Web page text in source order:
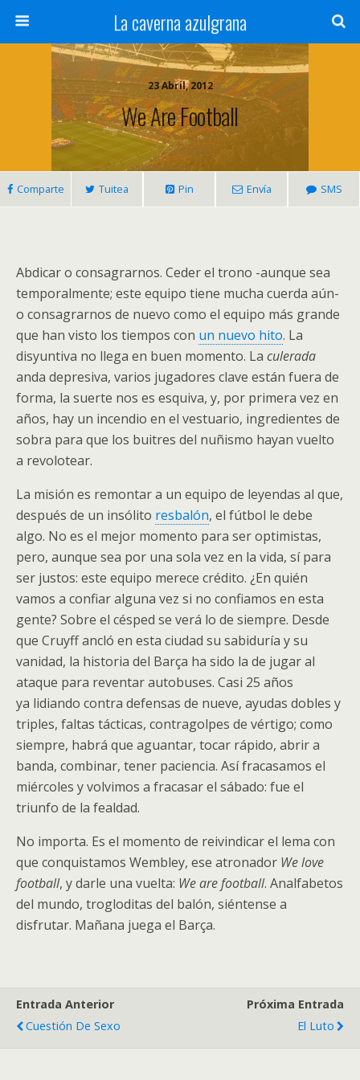
La caverna azulgrana
23 Abril, 2012
We Are Football
Comparte Tuitea Pin Envía SMS
Abdicar o consagrarnos. Ceder el trono -aunque sea
temporalmente; este equipo tiene mucha cuerda aún-
o consagrarnos de nuevo como el equipo más grande
que han visto los tiempos con un nuevo hito. La
disyuntiva no llega en buen momento. La culerada
anda depresiva, varios jugadores clave están fuera de
forma, la suerte nos es esquiva, y, por primera vez en
años, hay un incendio en el vestuario, ingredientes de
sobra para que los buitres del nuñismo hayan vuelto
a revolotear.
La misión es remontar a un equipo de leyendas al que,
después de un insólito resbalón, el fútbol le debe
algo. No es el mejor momento para ser optimistas,
pero, aunque sea por una sola vez en la vida, sí para
ser justos: este equipo merece crédito. ¿En quién
vamos a confiar alguna vez si no confiamos en esta
gente? Sobre el césped se verá lo de siempre. Desde
que Cruyff ancló en esta ciudad su sabiduría y su
vanidad, la historia del Barça ha sido la de jugar al
ataque para reventar autobuses. Casi 25 años
ya lidiando contra defensas de nueve, ayudas dobles y
triples, faltas tácticas, contragolpes de vértigo; como
siempre, habrá que aguantar, tocar rápido, abrir a
banda, combinar, tener paciencia. Así fracasamos el
miércoles y volvimos a fracasar el sábado: fue el
triunfo de la fealdad.
No importa. Es el momento de reivindicar el lema con
que conquistamos Wembley, ese atronador We love
football, y darle una vuelta: We are football. Analfabetos
del mundo, trogloditas del balón, siéntense a
disfrutar. Mañana juega el Barça.
Entrada Anterior
Cuestión De Sexo
Próxima Entrada
El Luto